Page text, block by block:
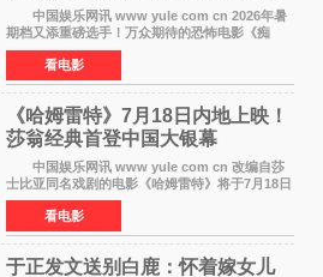
中国娱乐网讯 www yule com cn 2026年暑
期档又添重磅选手！万众期待的恐怖电影《痴
迷》今日正式官宣定档，将于7月24日登陆内地各
大院线。这部被业内专家誉为新世代爆款恐怖电
影的作品，将为
看电影
《哈姆雷特》7月18日内地上映！
莎翁经典首登中国大银幕
中国娱乐网讯 www yule com cn 改编自莎
士比亚同名戏剧的电影《哈姆雷特》将于7月18日
在中国内地上映。这部跨越四百年的文学经典被
搬上大银幕，为观众带来一场视觉与听觉的双重
盛宴。 《
看电影
于正发文送别白鹿：怀着嫁女儿